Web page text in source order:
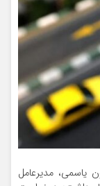
یاسمی، مدیرعامل